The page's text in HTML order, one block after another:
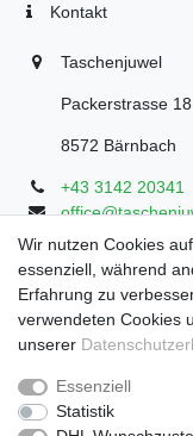
Kontakt
Taschenjuwel
Packerstrasse 18
8572 Bärnbach
+43 3142 20341
Montag -
Samstag: 8:30 -
Wir nutzen Cookies
essenziell, während
Erfahrung zu
verwendeten Cookies
unserer
Essenziell
Statistik